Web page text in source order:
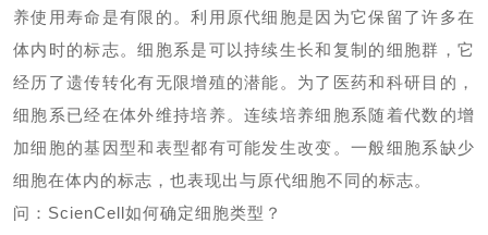
养使用寿命是有限的。利用原代细胞是因为它保留了许多在
体内时的标志。细胞系是可以持续生长和复制的细胞群，它
经历了遗传转化有无限增殖的潜能。为了医药和科研目的，
细胞系已经在体外维持培养。连续培养细胞系随着代数的增
加细胞的基因型和表型都有可能发生改变。一般细胞系缺少
细胞在体内的标志，也表现出与原代细胞不同的标志。
问： ScienCell如何确定细胞类型？